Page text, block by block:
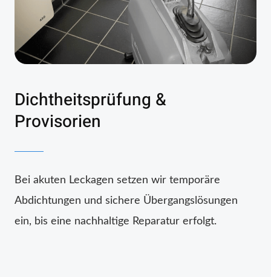
Dichtheitsprüfung &
Provisorien
Bei akuten Leckagen setzen wir temporäre
Abdichtungen und sichere Übergangslösungen
ein, bis eine nachhaltige Reparatur erfolgt.